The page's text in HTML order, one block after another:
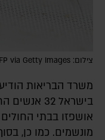
צילום: LUIS ROBAYO/AFP via Getty Images
משרד הבריאות הודיע היום כי מתחילת מאי אובחנו
בישראל
מונשמים. כמו כן,